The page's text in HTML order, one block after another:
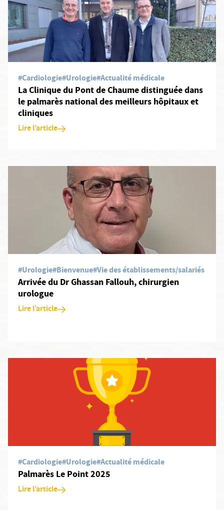
#Cardiologie#Urologie#Actualité médicale
La Clinique du Pont de Chaume distinguée dans
le palmarès national des meilleurs hôpitaux et
cliniques
Lire l’article
En savoir plus: Arrivée du Dr Ghassan Fallouh, chirurgien
#Urologie#Bienvenue#Vie des établissements/salariés
Arrivée du Dr Ghassan Fallouh, chirurgien
urologue
Lire l’article
En savoir plus: Palmarès Le Point 2025
#Cardiologie#Urologie#Actualité médicale
Palmarès Le Point 2025
Lire l’article